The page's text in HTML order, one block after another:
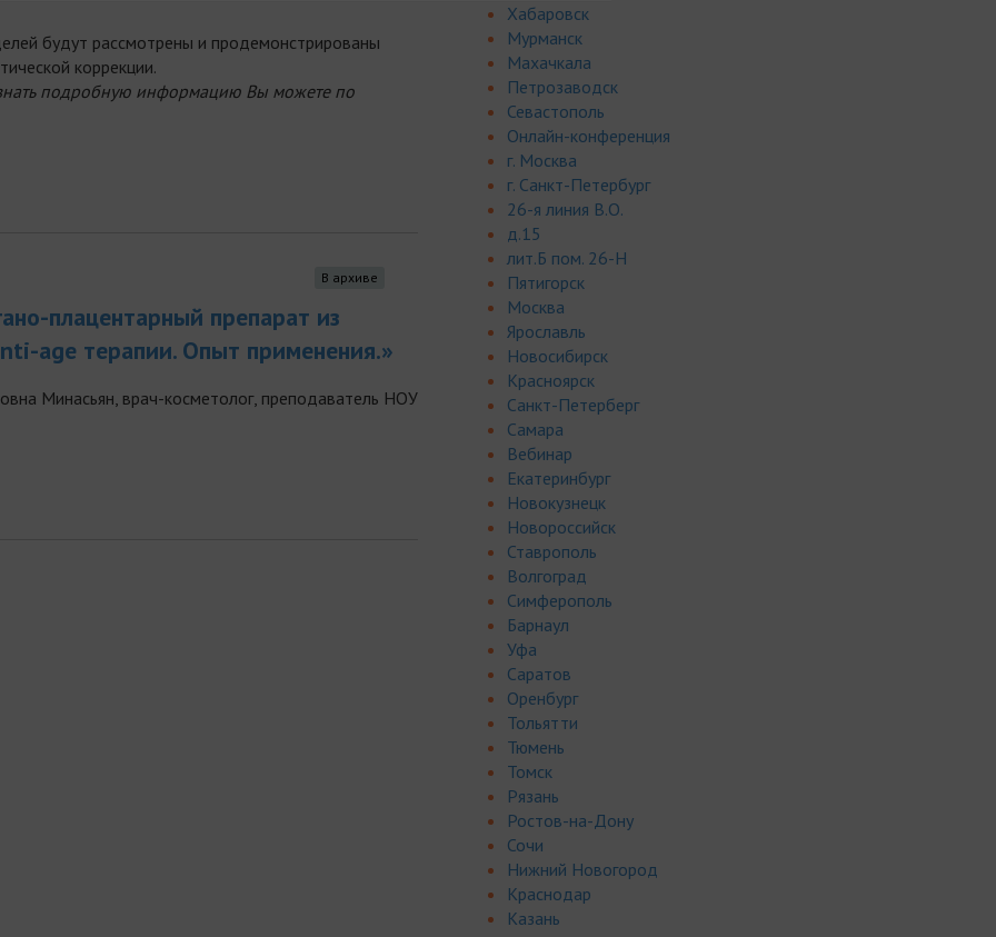
будут рассмотрены и продемонстрированы
коррекции.
подробную информацию Вы можете по
В архиве
плацентарный препарат из
age терапии. Опыт применения.»
Минасьян, врач-косметолог, преподаватель НОУ
Хабаровск
Мурманск
Махачкала
Петрозаводск
Севастополь
Онлайн-конференция
г. Москва
г. Санкт-Петербург
26-я линия В.О.
д.15
лит.Б пом. 26-Н
Пятигорск
Москва
Ярославль
Новосибирск
Красноярск
Санкт-Петерберг
Самара
Вебинар
Екатеринбург
Новокузнецк
Новороссийск
Ставрополь
Волгоград
Симферополь
Барнаул
Уфа
Саратов
Оренбург
Тольятти
Тюмень
Томск
Рязань
Ростов-на-Дону
Сочи
Нижний Новогород
Краснодар
Казань